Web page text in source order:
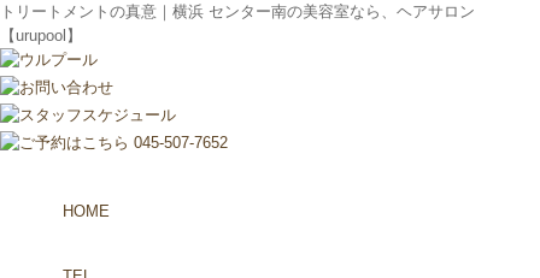
トリートメントの真意｜横浜 センター南の美容室なら、ヘアサロン
【urupool】
HOME